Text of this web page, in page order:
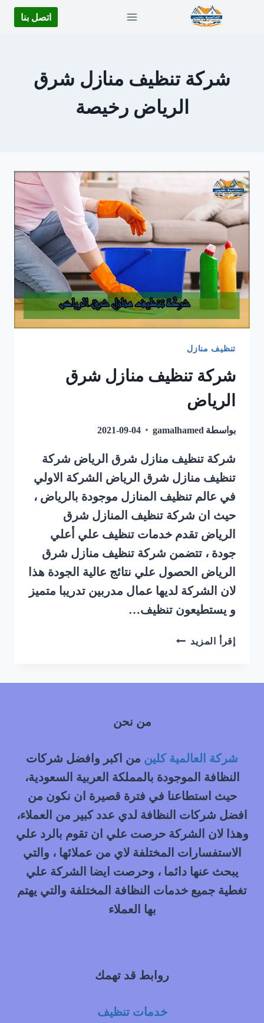
اتصل بنا
شركة تنظيف منازل شرق
الرياض رخيصة
تنظيف منازل
شركة تنظيف منازل شرق
الرياض
بواسطة gamalhamed
2021-09-04
شركة تنظيف منازل شرق الرياض شركة
تنظيف منازل شرق الرياض الشركة الاولي
في عالم تنظيف المنازل موجودة بالرياض ،
حيث ان شركة تنظيف المنازل شرق
الرياض تقدم خدمات تنظيف علي أعلي
جودة ، تتضمن شركة تنظيف منازل شرق
الرياض الحصول علي نتائج عالية الجودة هذا
لان الشركة لديها عمال مدربين تدريبا متميز
و يستطيعون تنظيف…
إقرأ المزيد شركة
شرق
من نحن
شركة العالمية كلين من اكبر وافضل شركات
النظافة الموجودة بالمملكة العربية السعودية،
حيث استطاعنا في فترة قصيرة ان نكون من
افضل شركات النظافة لدي عدد كبير من العملاء،
وهذا لان الشركة حرصت علي ان تقوم بالرد علي
الاستفسارات المختلفة لاي من عملائها ، والتي
يبحث عنها دائما ، وحرصت ايضا الشركة علي
تغطية جميع خدمات النظافة المختلفة والتي يهتم
بها العملاء
روابط قد تهمك
خدمات تنظيف